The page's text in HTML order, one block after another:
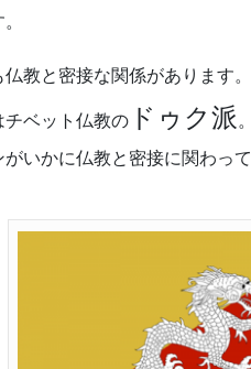
仏教と密接な関係があります
チベット仏教の ドゥク派
いかに仏教と密接に関わっ